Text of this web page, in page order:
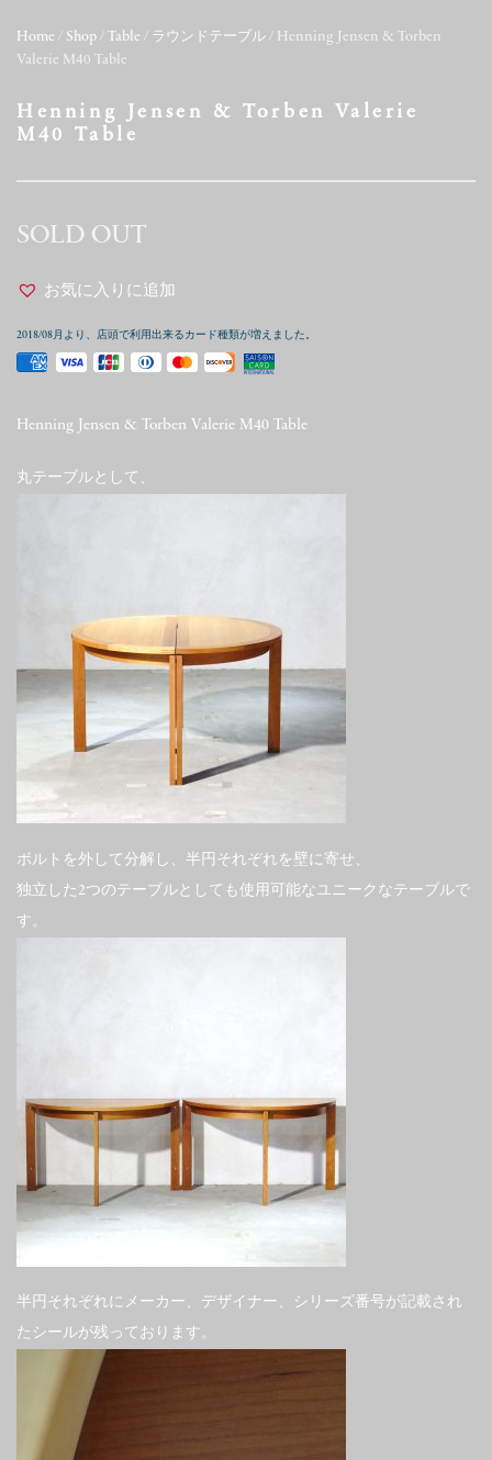
Home / Shop / Table / ラウンドテーブル / Henning Jensen & Torben
Valerie M40 Table
Henning Jensen & Torben Valerie
M40 Table
SOLD OUT
お気に入りに追加
2018/08月より、店頭で利用出来るカード種類が増えました。
Henning Jensen & Torben Valerie M40 Table
丸テーブルとして、
ボルトを外して分解し、半円それぞれを壁に寄せ、
独立した2つのテーブルとしても使用可能なユニークなテーブルで
す。
半円それぞれにメーカー、デザイナー、シリーズ番号が記載され
たシールが残っております。